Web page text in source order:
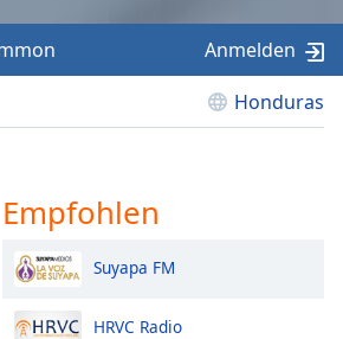
Honduras
Anmelden
Empfohlen
Suyapa FM
HRVC Radio